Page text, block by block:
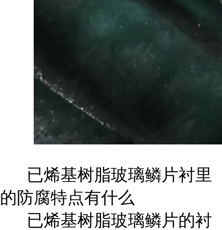
已烯基树脂玻璃鳞片衬里
的防腐特点有什么
已烯基树脂玻璃鳞片的衬